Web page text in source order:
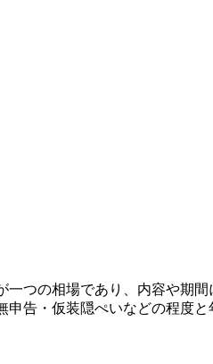
つの相場であり、内容や期
告・仮装隠ぺいなどの程度と